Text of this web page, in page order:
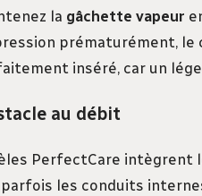
la gâchette vapeur
prématurément,
inséré, car un
au débit
PerfectCare intègrent
les conduits internes